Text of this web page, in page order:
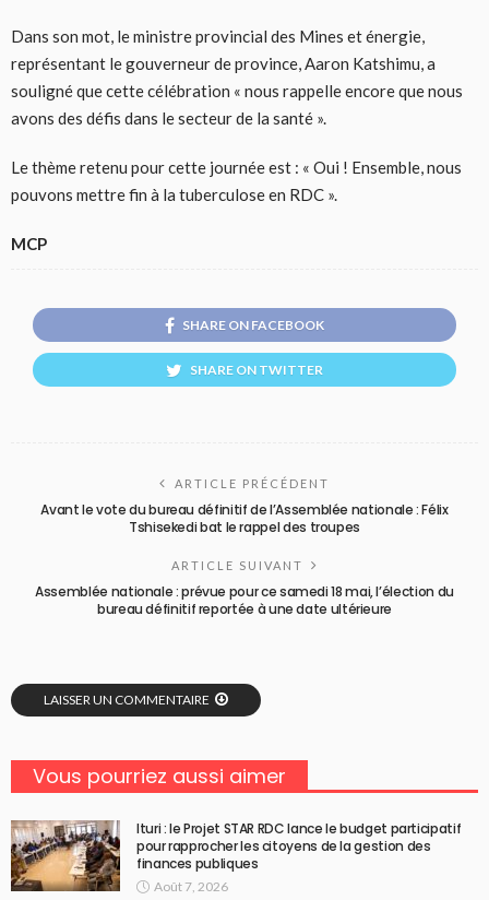
Dans son mot, le ministre provincial des Mines et énergie,
représentant le gouverneur de province, Aaron Katshimu, a
souligné que cette célébration « nous rappelle encore que nous
avons des défis dans le secteur de la santé ».
Le thème retenu pour cette journée est : « Oui ! Ensemble, nous
pouvons mettre fin à la tuberculose en RDC ».
MCP
SHARE ON FACEBOOK
SHARE ON TWITTER
ARTICLE PRÉCÉDENT
Avant le vote du bureau définitif de l’Assemblée nationale : Félix
Tshisekedi bat le rappel des troupes
ARTICLE SUIVANT
Assemblée nationale : prévue pour ce samedi 18 mai, l’élection du
bureau définitif reportée à une date ultérieure
LAISSER UN COMMENTAIRE
Vous pourriez aussi aimer
Ituri : le Projet STAR RDC lance le budget participatif
pour rapprocher les citoyens de la gestion des
finances publiques
Août 7, 2026